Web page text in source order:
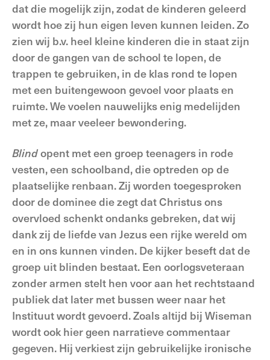
dat die mogelijk zijn, zodat de kinderen geleerd
wordt hoe zij hun eigen leven kunnen leiden. Zo
zien wij b.v. heel kleine kinderen die in staat zijn
door de gangen van de school te lopen, de
trappen te gebruiken, in de klas rond te lopen
met een buitengewoon gevoel voor plaats en
ruimte. We voelen nauwelijks enig medelijden
met ze, maar veeleer bewondering.
Blindopent met een groep teenagers in rode
vesten, een schoolband, die optreden op de
plaatselijke renbaan. Zij worden toegesproken
door de dominee die zegt dat Christus ons
overvloed schenkt ondanks gebreken, dat wij
dank zij de liefde van Jezus een rijke wereld om
en in ons kunnen vinden. De kijker beseft dat de
groep uit blinden bestaat. Een oorlogsveteraan
zonder armen stelt hen voor aan het rechtstaand
publiek dat later met bussen weer naar het
Instituut wordt gevoerd. Zoals altijd bij Wiseman
wordt ook hier geen narratieve commentaar
gegeven. Hij verkiest zijn gebruikelijke ironische